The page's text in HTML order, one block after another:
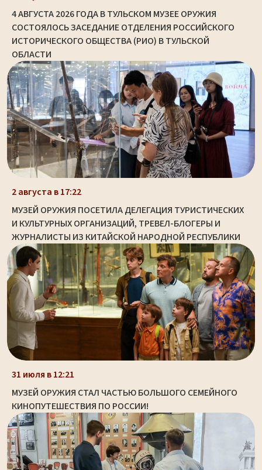
4 АВГУСТА 2026 ГОДА В ТУЛЬСКОМ МУЗЕЕ ОРУЖИЯ
СОСТОЯЛОСЬ ЗАСЕДАНИЕ ОТДЕЛЕНИЯ РОССИЙСКОГО
ИСТОРИЧЕСКОГО ОБЩЕСТВА (РИО) В ТУЛЬСКОЙ
ОБЛАСТИ
2 августа в 17:22
МУЗЕЙ ОРУЖИЯ ПОСЕТИЛА ДЕЛЕГАЦИЯ ТУРИСТИЧЕСКИХ
И КУЛЬТУРНЫХ ОРГАНИЗАЦИЙ, ТРЕВЕЛ-БЛОГЕРЫ И
ЖУРНАЛИСТЫ ИЗ КИТАЙСКОЙ НАРОДНОЙ РЕСПУБЛИКИ
31 июля в 12:21
МУЗЕЙ ОРУЖИЯ СТАЛ ЧАСТЬЮ БОЛЬШОГО СЕМЕЙНОГО
КИНОПУТЕШЕСТВИЯ ПО РОССИИ!